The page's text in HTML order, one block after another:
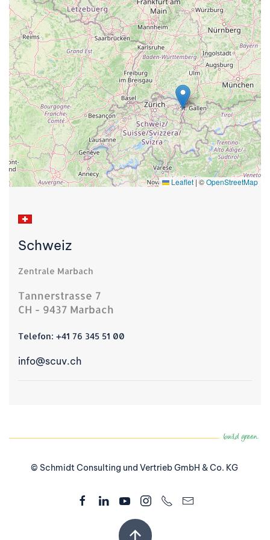
Leaflet |©OpenStreetMap
Schweiz
Zentrale Marbach
Tannerstrasse 7
CH - 9437 Marbach
Telefon: +41 76 345 51 00
info@scuv.ch
© Schmidt Consulting und Vertrieb GmbH & Co. KG